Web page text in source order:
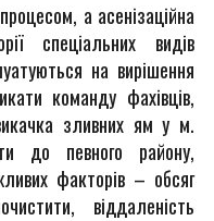
а асенізаційна
спеціальних видів
на вирішення
команду фахівців,
зливних ям у м.
до певного району,
факторів – обсяг
віддаленість